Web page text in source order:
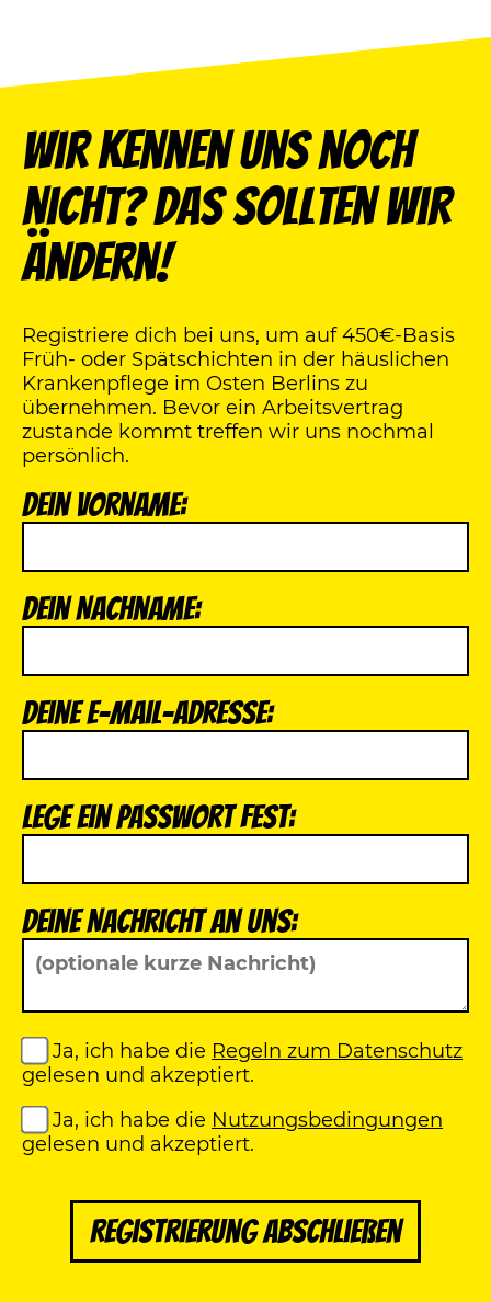
Wir kennen uns noch
nicht? Das sollten wir
ändern!
Registriere dich bei uns, um auf 450€-Basis
Früh- oder Spätschichten in der häuslichen
Krankenpflege im Osten Berlins zu
übernehmen. Bevor ein Arbeitsvertrag
zustande kommt treffen wir uns nochmal
persönlich.
Dein Vorname:
Dein Nachname:
Deine E-Mail-Adresse:
Lege ein Passwort fest:
Deine Nachricht an uns:
Ja, ich habe die Regeln zum Datenschutz
gelesen und akzeptiert.
Ja, ich habe die Nutzungsbedingungen
gelesen und akzeptiert.
Registrierung abschließen